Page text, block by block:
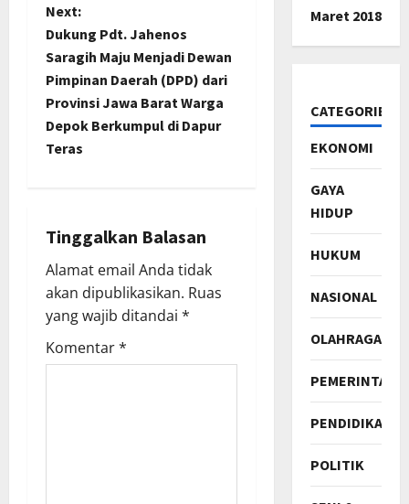
t
n
a
v
a
t
i
o
Next:
Dukung Pdt. Jahenos
Saragih Maju Menjadi Dewan
Pimpinan Daerah (DPD) dari
Provinsi Jawa Barat Warga
Depok Berkumpul di Dapur
Teras
Tinggalkan Balasan
Alamat email Anda tidak
akan dipublikasikan. Ruas
yang wajib ditandai *
Komentar*
Maret 2018
CATEGORIES
EKONOMI
GAYA
HIDUP
HUKUM
NASIONAL
OLAHRAGA
PEMERINTAH
PENDIDIKAN
POLITIK